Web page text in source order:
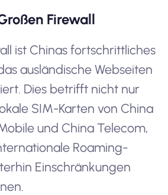
Firewall
ist Chinas fortschrittliches
ausländische Webseiten
Dies betrifft nicht nur
SIM-Karten von China
und China Telecom,
Roaming-
Einschränkungen